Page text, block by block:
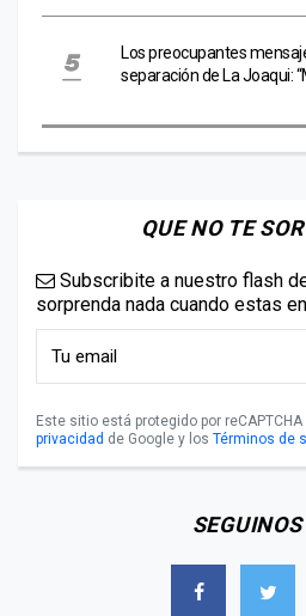
Los preocupantes
separación de La Joaqui:
QUE NO TE
Subscribite a nuestro flash
sorprenda nada cuando estas
Este sitio está protegido por
privacidad de Google y los Términos de